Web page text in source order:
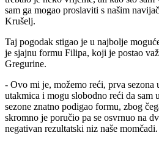
sam ga mogao proslaviti s našim
Krušelj.
Taj pogodak stigao je u najbolje
je sjajnu formu Filipa, koji je postao
Gregurine.
- Ovo mi je, možemo reći, prva
utakmica i mogu slobodno reći da sam
sezone znatno podigao formu, zbog
skromno je poručio pa se osvrnuo na
negativan rezultatski niz naše momčadi.